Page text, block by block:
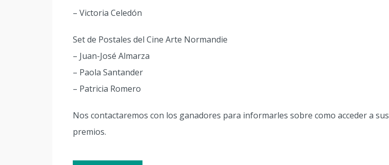
– Victoria Celedón
Set de Postales del Cine Arte Normandie
– Juan-José Almarza
– Paola Santander
– Patricia Romero
Nos contactaremos con los ganadores para informarles sobre como acceder a sus
premios.